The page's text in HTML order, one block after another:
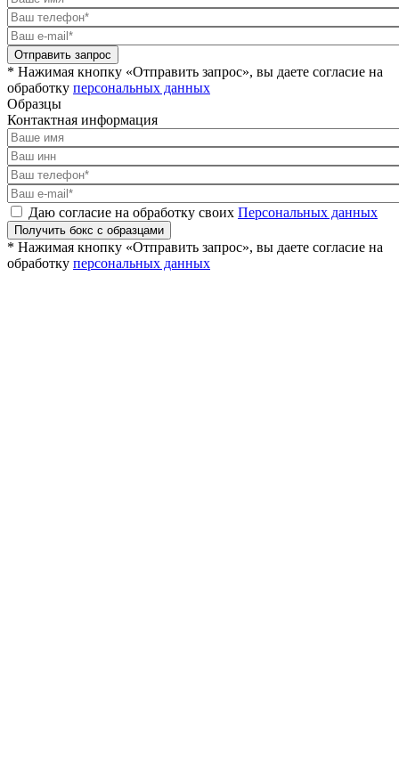
Отправить запрос
* Нажимая кнопку «Отправить запрос», вы даете согласие на
обработку персональных данных
Образцы
Контактная информация
Даю согласие на обработку своих Персональных данных
Получить бокс с образцами
* Нажимая кнопку «Отправить запрос», вы даете согласие на
обработку персональных данных